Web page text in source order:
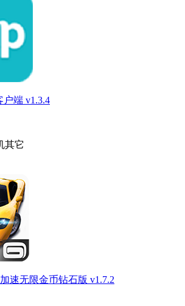
户端 v1.3.4
其它
速无限金币钻石版 v1.7.2